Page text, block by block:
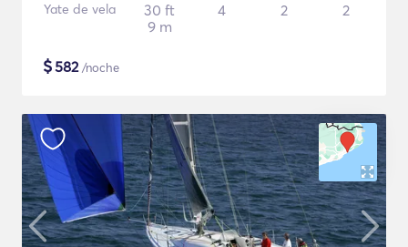
Yate de vela
30 ft
9 m
4 2 2
$582/noche